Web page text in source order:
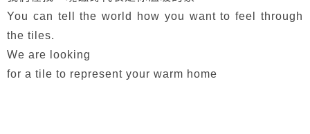
You can tell the world how you want to feel through
the tiles.
We are looking
for a tile to represent your warm home